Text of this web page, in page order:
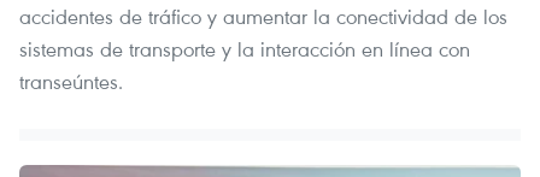
accidentes de tráfico y aumentar la conectividad de los
sistemas de transporte y la interacción en línea con
transeúntes.